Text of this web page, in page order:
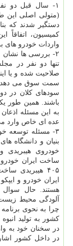
۱- سال قبل دو
(متولی اصلی این
دستگیر شدند که
واردات خودرو های
صلاحیت شده و یا
سمت سوق می دهد
سودهای کلان در
باشند. همین طور
به این مسئله
عده ای خاص وارد
۳- مسئله توسعه
بنیان و دانشگاه
خودروی هیبریدی
ساخت ایران
۴۰۵ هیبریدی
ایران خودرو و
هستند. حال
آلودگی محیط زیست
چرا به نحوی
کشور به تولید
در سخنان خود به
در داخل کشور